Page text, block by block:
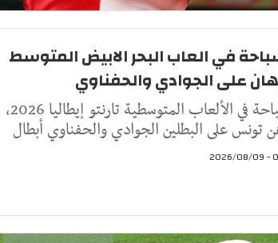
في العاب البحر الابيض المتوسط
على الجوادي والحفناوي
السباحة في الألعاب المتوسطية تارنتو إيطاليا 2026،
تونس على البطلين الجوادي والحفناوي أبطال